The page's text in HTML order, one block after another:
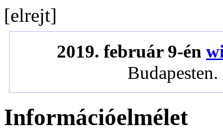
[elrejt]
2019. február 9-én
Információelmélet